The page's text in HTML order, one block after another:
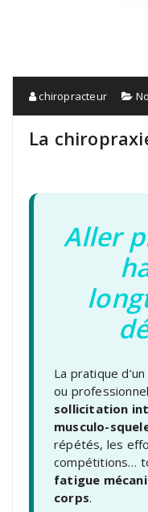
chiropracteur
La
Aller
La pratique
ou
sollicitation
musculo-
répétés, les
compétitions…
fatigue
corps.